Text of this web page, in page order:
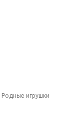
Родные игрушки